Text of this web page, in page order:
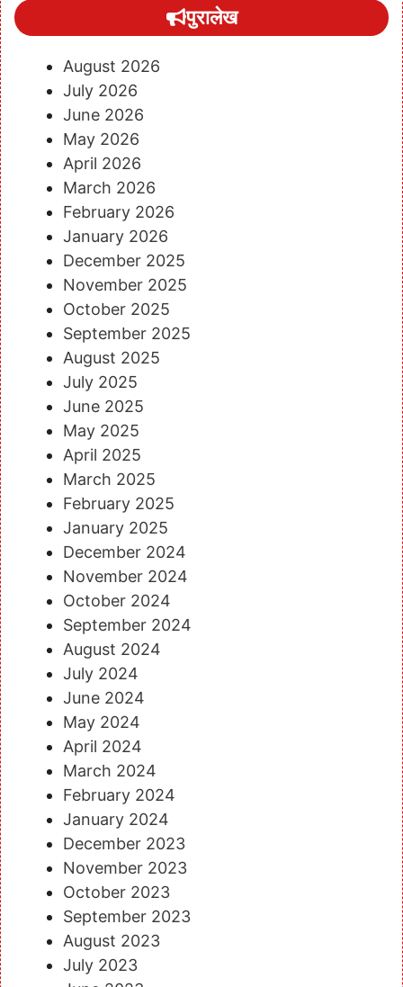
पुरालेख
August 2026
July 2026
June 2026
May 2026
April 2026
March 2026
February 2026
January 2026
December 2025
November 2025
October 2025
September 2025
August 2025
July 2025
June 2025
May 2025
April 2025
March 2025
February 2025
January 2025
December 2024
November 2024
October 2024
September 2024
August 2024
July 2024
June 2024
May 2024
April 2024
March 2024
February 2024
January 2024
December 2023
November 2023
October 2023
September 2023
August 2023
July 2023